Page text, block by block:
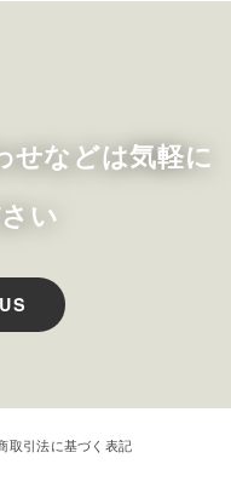
せなどは気軽に
い
取引法に基づく表記